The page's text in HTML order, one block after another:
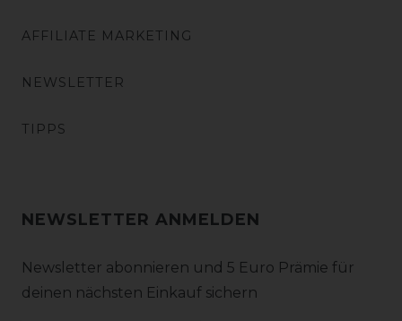
AFFILIATE MARKETING
NEWSLETTER
TIPPS
NEWSLETTER ANMELDEN
Newsletter abonnieren und 5 Euro Prämie für
deinen nächsten Einkauf sichern